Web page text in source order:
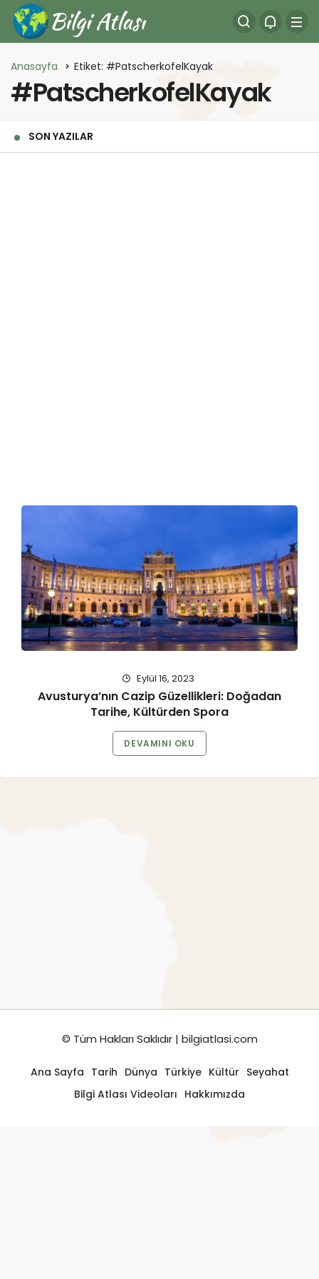
Anasayfa Etiket: #PatscherkofelKayak
#PatscherkofelKayak
SON YAZILAR
Eylül 16, 2023
Avusturya’nın Cazip Güzellikleri: Doğadan
Tarihe, Kültürden Spora
DEVAMINI OKU
© Tüm Hakları Saklıdır | bilgiatlasi.com
Ana Sayfa Tarih Dünya Türkiye Kültür Seyahat
Bilgi Atlası Videoları Hakkımızda